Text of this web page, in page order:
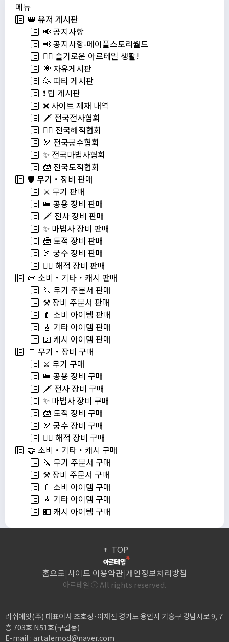
메뉴
👑 유저 게시판
📢 공지사항
📢 공지사항-메이플스토리월드
💁‍♂ 슬기로운 아르테일 생활!
💭 자유게시판
🥳 파티 게시판
❗️ 팁 게시판
❌ 사이트 제재 내역
🗡️ 전국전사협회
🏴‍☠️ 전국해적협회
🏹 전국궁수협회
✨ 전국마법사협회
🦹 전국도적협회
🛡️ 무기・장비 판매
⚔️ 무기 판매
👑 공용 장비 판매
🗡️ 전사 장비 판매
✨ 마법사 장비 판매
🦹 도적 장비 판매
🏹 궁수 장비 판매
🏴‍☠️ 해적 장비 판매
📜 소비・기타・캐시 판매
🔪 무기 주문서 판매
⚒️ 장비 주문서 판매
🍼 소비 아이템 판매
🎸 기타 아이템 판매
💶 캐시 아이템 판매
🧾 무기・장비 구매
⚔️ 무기 구매
👑 공용 장비 구매
🗡️ 전사 장비 구매
✨ 마법사 장비 구매
🦹 도적 장비 구매
🏹 궁수 장비 구매
🏴‍☠️ 해적 장비 구매
🤝 소비・기타・캐시 구매
🔪 무기 주문서 구매
⚒️ 장비 주문서 구매
🍼 소비 아이템 구매
🎸 기타 아이템 구매
💶 캐시 아이템 구매
TOP
홈으로 사이트 이용약관 개인정보처리방침
아르테일 ⓒ All rights reserved.
러쉬에잇(주) 대표이사 조호성·이재진 경기도 용인시 기흥구 강남서로 9, 7
층 703호 N51호(구갈동)
E-mail :artalemod@naver.com